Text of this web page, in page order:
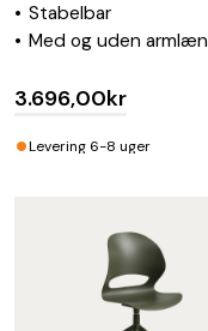
Stabelbar
Med og uden armlæn
3.696,00kr
•Levering 6-8 uger